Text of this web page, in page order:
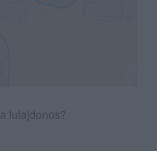
tulajdonos?